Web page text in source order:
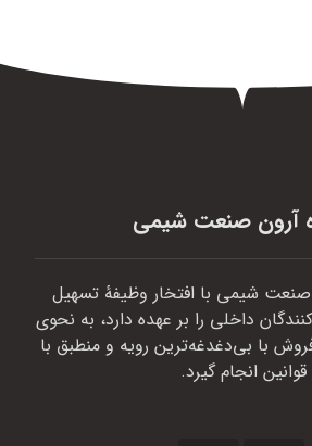
آرون صنعت شیمی
صنعت شیمی با افتخار وظیفهٔ تسهیل
داخلی را بر عهده دارد، به نحوی
با بی‌دغدغه‌ترین رویه و منطبق با
قوانین انجام گیرد.